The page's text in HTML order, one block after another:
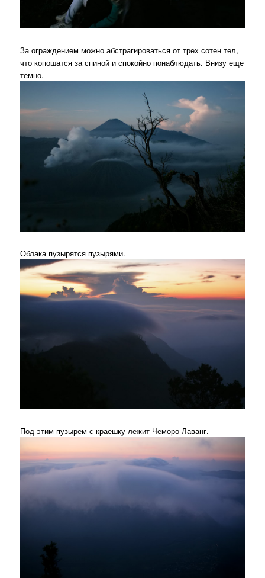
За ограждением можно абстрагироваться от трех сотен тел,
что копошатся за спиной и спокойно понаблюдать. Внизу еще
темно.
Облака пузырятся пузырями.
Под этим пузырем с краешку лежит Чеморо Лаванг.